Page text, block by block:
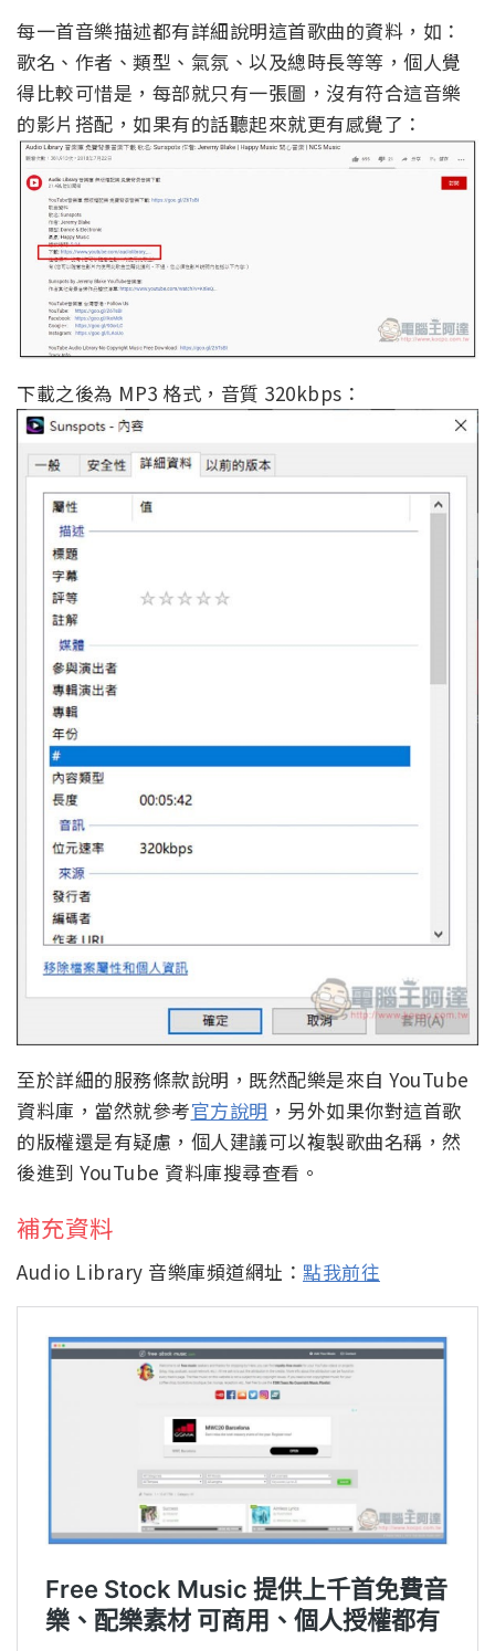
每一首音樂描述都有詳細說明這首歌曲的資料，如：
歌名、作者、類型、氣氛、以及總時長等等，個人覺
得比較可惜是，每部就只有一張圖，沒有符合這音樂
的影片搭配，如果有的話聽起來就更有感覺了：
下載之後為 MP3 格式，音質 320kbps：
至於詳細的服務條款說明，既然配樂是來自 YouTube
資料庫，當然就參考官方說明 ，另外如果你對這首歌
的版權還是有疑慮，個人建議可以複製歌曲名稱，然
後進到 YouTube 資料庫搜尋查看。
補充資料
Audio Library 音樂庫頻道網址： 點我前往